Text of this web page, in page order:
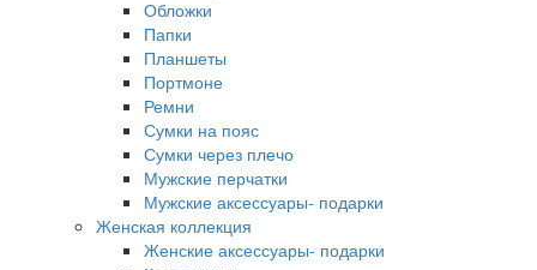
Обложки
Папки
Планшеты
Портмоне
Ремни
Сумки на пояс
Сумки через плечо
Мужские перчатки
Мужские аксессуары- подарки
Женская коллекция
Женские аксессуары- подарки